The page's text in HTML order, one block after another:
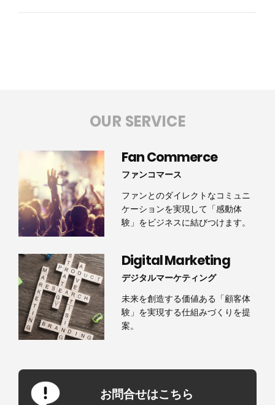
OUR SERVICE
Fan Commerce
ファンコマース
ファンとのダイレクトなコミュニ
ケーションを実現して「感動体
験」をビジネスに結びつけます。
Digital Marketing
デジタルマーケティング
未来を創造する価値ある「顧客体
験」を実現する仕組みづくりを提
案。
お問合せはこちら